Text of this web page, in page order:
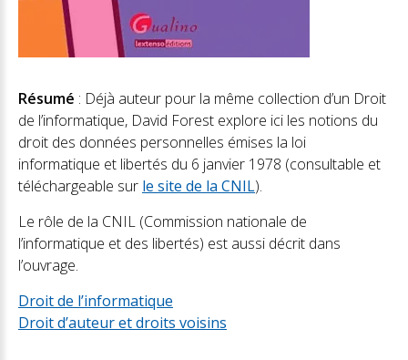
Résumé : Déjà auteur pour la même collection d’un Droit
de l’informatique, David Forest explore ici les notions du
droit des données personnelles émises la loi
informatique et libertés du 6 janvier 1978 (consultable et
téléchargeable sur le site de la CNIL).
Le rôle de la CNIL (Commission nationale de
l’informatique et des libertés) est aussi décrit dans
l’ouvrage.
Droit de l’informatique
Droit d’auteur et droits voisins